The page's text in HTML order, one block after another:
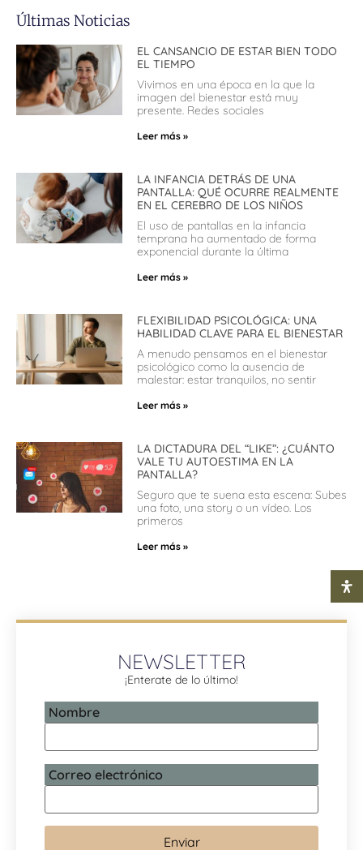
Últimas Noticias
EL CANSANCIO DE ESTAR BIEN TODO
EL TIEMPO
Vivimos en una época en la que la
imagen del bienestar está muy
presente. Redes sociales
Leer más »
LA INFANCIA DETRÁS DE UNA
PANTALLA: QUÉ OCURRE REALMENTE
EN EL CEREBRO DE LOS NIÑOS
El uso de pantallas en la infancia
temprana ha aumentado de forma
exponencial durante la última
Leer más »
FLEXIBILIDAD PSICOLÓGICA: UNA
HABILIDAD CLAVE PARA EL BIENESTAR
A menudo pensamos en el bienestar
psicológico como la ausencia de
malestar: estar tranquilos, no sentir
Leer más »
LA DICTADURA DEL “LIKE”: ¿CUÁNTO
VALE TU AUTOESTIMA EN LA
PANTALLA?
Seguro que te suena esta escena: Subes
una foto, una story o un vídeo. Los
primeros
Leer más »
NEWSLETTER
¡Enterate de lo último!
Nombre
Correo electrónico